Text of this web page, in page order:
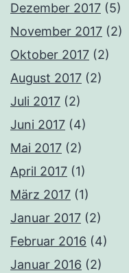
Dezember 2017 (5)
November 2017 (2)
Oktober 2017 (2)
August 2017 (2)
Juli 2017 (2)
Juni 2017 (4)
Mai 2017 (2)
April 2017 (1)
März 2017 (1)
Januar 2017 (2)
Februar 2016 (4)
Januar 2016 (2)